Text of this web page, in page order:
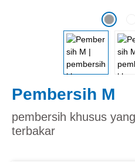
Pembersih M
pembersih khusus
terbakar